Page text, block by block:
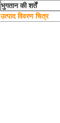
भुगतान की शर्तें
उत्पाद विवरण चित्र